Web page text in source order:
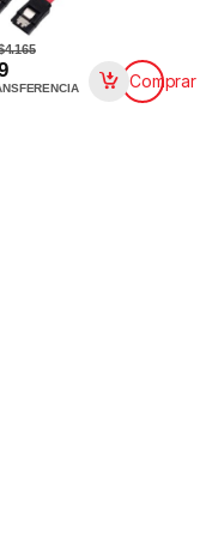
Comprar